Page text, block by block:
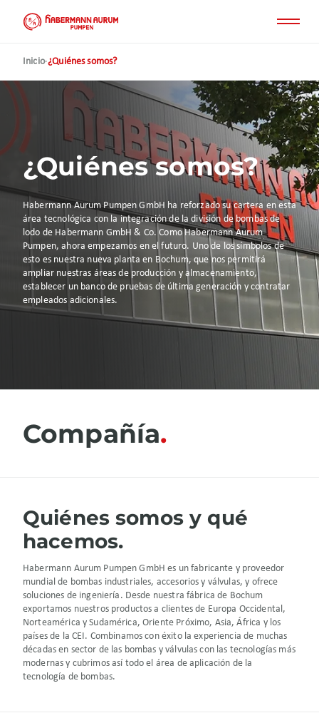
contenido
Inicio·¿Quiénes somos?
¿Quiénes somos?
Habermann Aurum Pumpen GmbH ha reforzado su cartera en esta
área tecnológica con la integración de la división de bombas de
lodo de Habermann GmbH & Co. Como Habermann Aurum
Pumpen, ahora empezamos en el futuro. Uno de los símbolos de
esto es nuestra nueva planta en Bochum, que nos permitirá
ampliar nuestras áreas de producción y almacenamiento,
establecer un banco de pruebas de última generación y contratar
empleados adicionales.
Compañía
Quiénes somos y qué
hacemos.
Habermann Aurum Pumpen GmbH es un fabricante y proveedor
mundial de bombas industriales, accesorios y válvulas, y ofrece
soluciones de ingeniería. Desde nuestra fábrica de Bochum
exportamos nuestros productos a clientes de Europa Occidental,
Norteamérica y Sudamérica, Oriente Próximo, Asia, África y los
países de la CEI. Combinamos con éxito la experiencia de muchas
décadas en sector de las bombas y válvulas con las tecnologías más
modernas y cubrimos así todo el área de aplicación de la
tecnología de bombas.